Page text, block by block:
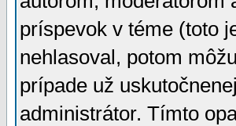
príspevok v téme (toto
nehlasoval, potom
prípade už
administrátor. Tímto